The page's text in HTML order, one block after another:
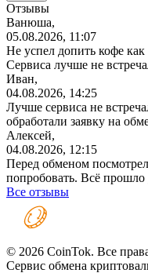
Отзывы
Ванюша,
05.08.2026, 11:07
Не успел допить кофе
Сервиса лучше не
Иван,
04.08.2026, 14:25
Лучше сервиса не
обработали заявку на
Алексей,
04.08.2026, 12:15
Перед обменом
попробовать. Всё
Все отзывы
© 2026 CoinTok. Все
Сервис обмена